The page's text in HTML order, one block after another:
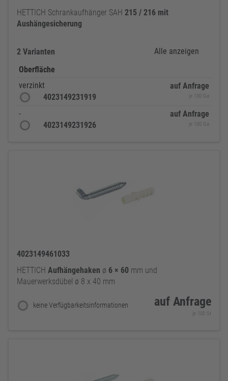
HETTICH Schrankaufhänger SAH 215 / 216 mit
Aushängesicherung
2 Varianten
Alle anzeigen
Oberfläche
verzinkt
4023149231919
auf Anfrage
je 100 Ga
-
4023149231926
auf Anfrage
je 100 Ga
4023149461033
HETTICH Aufhängehaken ø 6 × 60 mm und
Mauerwerksdübel ø 8 x 40 mm
keine Verfügbarkeitsinformationen auf Anfrage
je 100 St